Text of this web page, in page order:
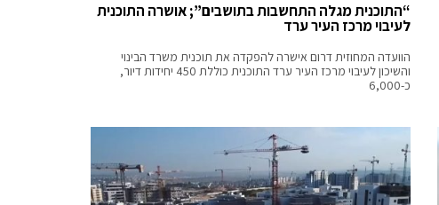
“התוכנית מגלה התחשבות בתושבים”; אושרה התוכנית
לעיבוי מרכז העיר ערד
הוועדה המחוזית דרום אישרה להפקדה את תוכנית משרד הבינוי
והשיכון לעיבוי מרכז העיר ערד התוכנית כוללת 450 יחידות דיור,
כ-6,000